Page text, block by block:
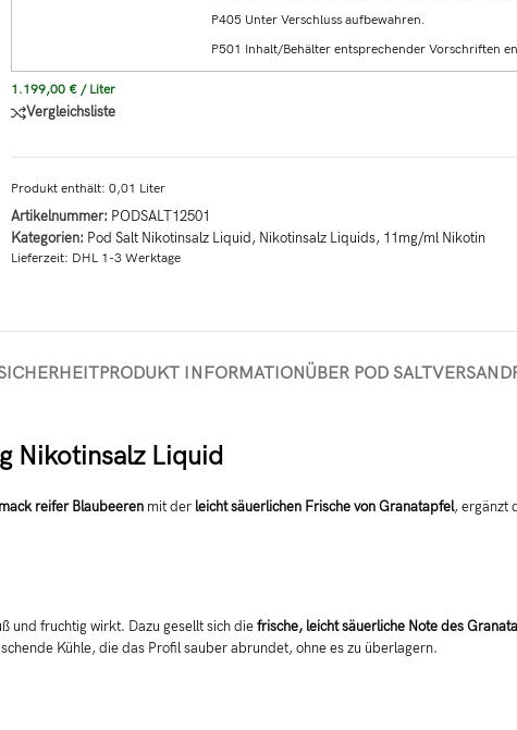
P405 Unter Verschluss aufbewahren.
P501 Inhalt/Behälter entsprechender Vorschriften
1.199,00 € / Liter
Vergleichsliste
Produkt enthält: 0,01 Liter
Artikelnummer: PODSALT12501
Kategorien: Pod Salt Nikotinsalz Liquid, Nikotinsalz Liquids, 11mg/ml Nikotin
Lieferzeit: DHL 1-3 Werktage
PRODUKT INFORMATIONÜBER POD SALTVERSAND
Nikotinsalz Liquid
reifer Blaubeeren mit der leicht säuerlichen Frische von Granatapfel, ergänzt
und fruchtig wirkt. Dazu gesellt sich diefrische, leicht säuerliche Note des
Kühle, die das Profil sauber abrundet, ohne es zu überlagern.